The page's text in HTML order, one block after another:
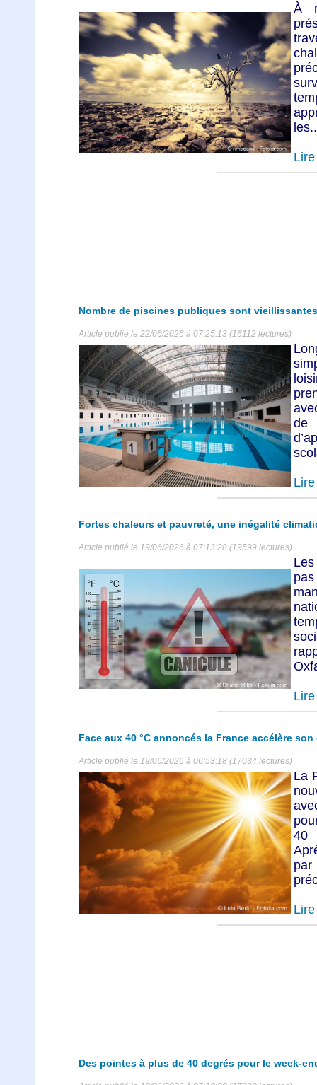
À
Nombre de piscines publiques sont vieillissantes
Article publié le 22/06/2026 à 07:25:13 (16112 lectures)
de
Fortes chaleurs et pauvreté, une inégalité
Article publié le 19/06/2026 à 07:13:28 (19599 lectures)
Face aux 40 °C annoncés la France accélère
Article publié le 19/06/2026 à 06:53:18 (17034 lectures)
La
40
Des pointes à plus de 40 degrés pour le week-